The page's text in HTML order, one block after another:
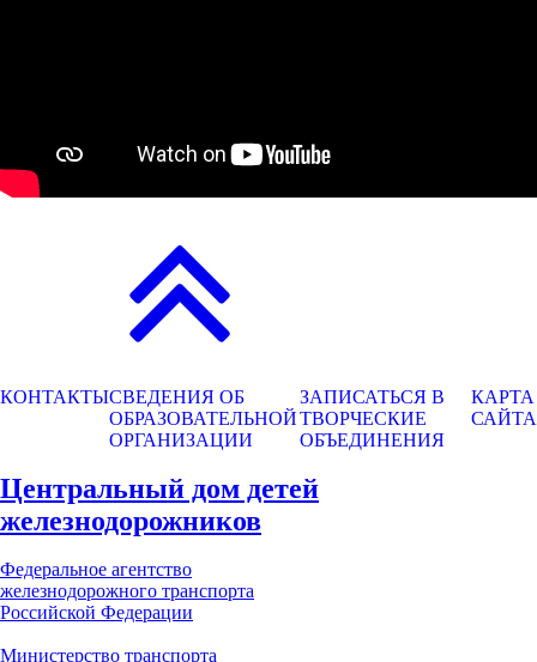
КОНТАКТЫСВЕДЕНИЯ ОБ
ОБРАЗОВАТЕЛЬНОЙ
ОРГАНИЗАЦИИ
ЗАПИСАТЬСЯ В
ТВОРЧЕСКИЕ
ОБЪЕДИНЕНИЯ
КАРТА
САЙТА
Центральный дом детей
железнодорожников
Федеральное агентство
железнодорожного транспорта
Российской Федерации
Министерство транспорта